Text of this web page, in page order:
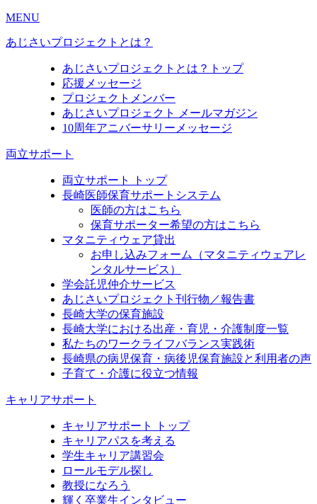
MENU
あじさいプロジェクトとは？
あじさいプロジェクトとは？トップ
応援メッセージ
プロジェクトメンバー
あじさいプロジェクト メールマガジン
10周年アニバーサリーメッセージ
両立サポート
両立サポート トップ
長崎医師保育サポートシステム
医師の方はこちら
保育サポーター希望の方はこちら
マタニティウェア貸出
お申し込みフォーム（マタニティウェアレ
ンタルサービス）
学会託児仲介サービス
あじさいプロジェクト刊行物／報告書
長崎大学の保育施設
長崎大学における出産・育児・介護制度一覧
私たちのワークライフバランス実践術
長崎県の病児保育・病後児保育施設と利用者の声
子育て・介護に役立つ情報
キャリアサポート
キャリアサポート トップ
キャリアパスを考える
学生キャリア講習会
ロールモデル探し
教授になろう
輝く卒業生インタビュー